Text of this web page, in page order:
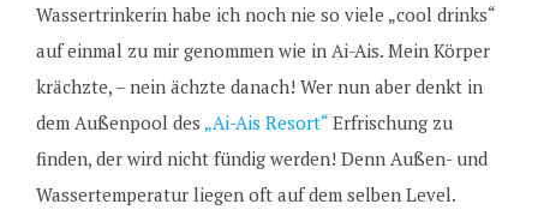
Wassertrinkerin habe ich noch nie so viele „cool drinks“
auf einmal zu mir genommen wie in Ai-Ais. Mein Körper
krächzte, – nein ächzte danach! Wer nun aber denkt in
dem Außenpool des „Ai-Ais Resort“ Erfrischung zu
finden, der wird nicht fündig werden! Denn Außen- und
Wassertemperatur liegen oft auf dem selben Level.